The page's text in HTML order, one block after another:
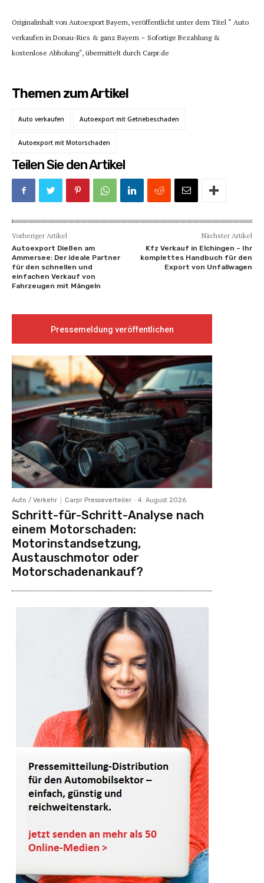
Originalinhalt von Autoexport Bayern, veröffentlicht unter dem Titel “ Auto
verkaufen in Donau-Ries & ganz Bayern – Sofortige Bezahlung &
kostenlose Abholung“, übermittelt durch Carpr.de
Themen zum Artikel
Auto verkaufen Autoexport mit Getriebeschaden
Autoexport mit Motorschaden
Teilen Sie den Artikel
Vorheriger Artikel
Autoexport Dießen am
Ammersee: Der ideale Partner
für den schnellen und
einfachen Verkauf von
Fahrzeugen mit Mängeln
Nächster Artikel
Kfz Verkauf in Elchingen – Ihr
komplettes Handbuch für den
Export von Unfallwagen
Pressemeldung veröffentlichen
Auto / Verkehr Carpr Presseverteiler - 4. August 2026
Schritt-für-Schritt-Analyse nach
einem Motorschaden:
Motorinstandsetzung,
Austauschmotor oder
Motorschadenankauf?